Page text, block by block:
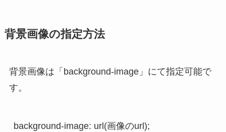
背景画像の指定方法
背景画像は「background-image」にて指定可能で
す。